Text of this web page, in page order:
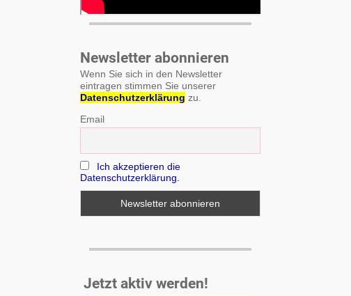
Newsletter abonnieren
Wenn Sie sich in den Newsletter
eintragen stimmen Sie unserer
Datenschutzerklärung zu.
Email
Ich akzeptieren die
Datenschutzerklärung.
Jetzt aktiv werden!